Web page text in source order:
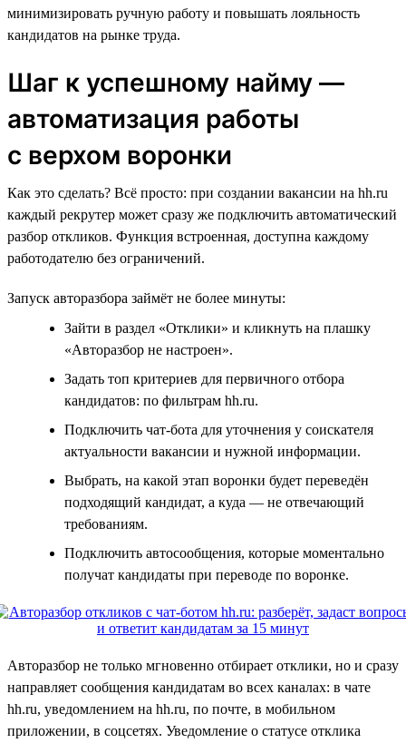
минимизировать ручную работу и повышать лояльность
кандидатов на рынке труда.
Шаг к успешному найму —
автоматизация работы
с верхом воронки
Как это сделать? Всё просто: при создании вакансии на hh.ru
каждый рекрутер может сразу же подключить автоматический
разбор откликов. Функция встроенная, доступна каждому
работодателю без ограничений.
Запуск авторазбора займёт не более минуты:
Зайти в раздел «Отклики» и кликнуть на плашку
«Авторазбор не настроен».
Задать топ критериев для первичного отбора
кандидатов: по фильтрам hh.ru.
Подключить чат-бота для уточнения у соискателя
актуальности вакансии и нужной информации.
Выбрать, на какой этап воронки будет переведён
подходящий кандидат, а куда — не отвечающий
требованиям.
Подключить автосообщения, которые моментально
получат кандидаты при переводе по воронке.
Авторазбор не только мгновенно отбирает отклики, но и сразу
направляет сообщения кандидатам во всех каналах: в чате
hh.ru, уведомлением на hh.ru, по почте, в мобильном
приложении, в соцсетях. Уведомление о статусе отклика